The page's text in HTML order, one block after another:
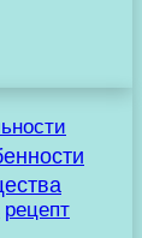
рецепт